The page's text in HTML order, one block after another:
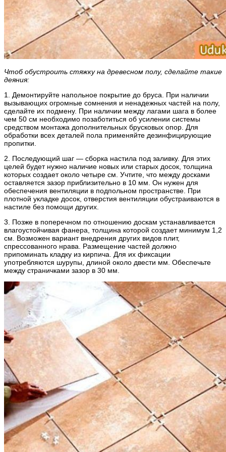
Чтоб обустроить стяжку на древесном полу, сделайте такие
деяния:
1. Демонтируйте напольное покрытие до бруса. При наличии
вызывающих огромные сомнения и ненадежных частей на полу,
сделайте их подмену. При наличии между лагами шага в более
чем 50 см необходимо позаботиться об усилении системы
средством монтажа дополнительных брусковых опор. Для
обработки всех деталей пола применяйте дезинфицирующие
пропитки.
2. Последующий шаг — сборка настила под заливку. Для этих
целей будет нужно наличие новых или старых досок, толщина
которых создает около четыре см. Учтите, что между досками
оставляется зазор приблизительно в 10 мм. Он нужен для
обеспечения вентиляции в подпольном пространстве. При
плотной укладке досок, отверстия вентиляции обустраиваются в
настиле без помощи других.
3. Позже в поперечном по отношению доскам устанавливается
влагоустойчивая фанера, толщина которой создает минимум 1,2
см. Возможен вариант внедрения других видов плит,
спрессованного нрава. Размещение частей должно
припоминать кладку из кирпича. Для их фиксации
употребляются шурупы, длиной около двести мм. Обеспечьте
между страничками зазор в 30 мм.